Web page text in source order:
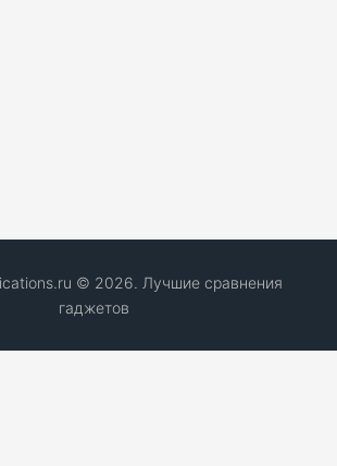
© 2026. Лучшие сравнения
гаджетов